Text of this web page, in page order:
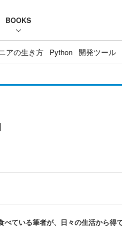
BOOKS
アの生き方 Python 開発ツール
ている筆者が、日々の生活から